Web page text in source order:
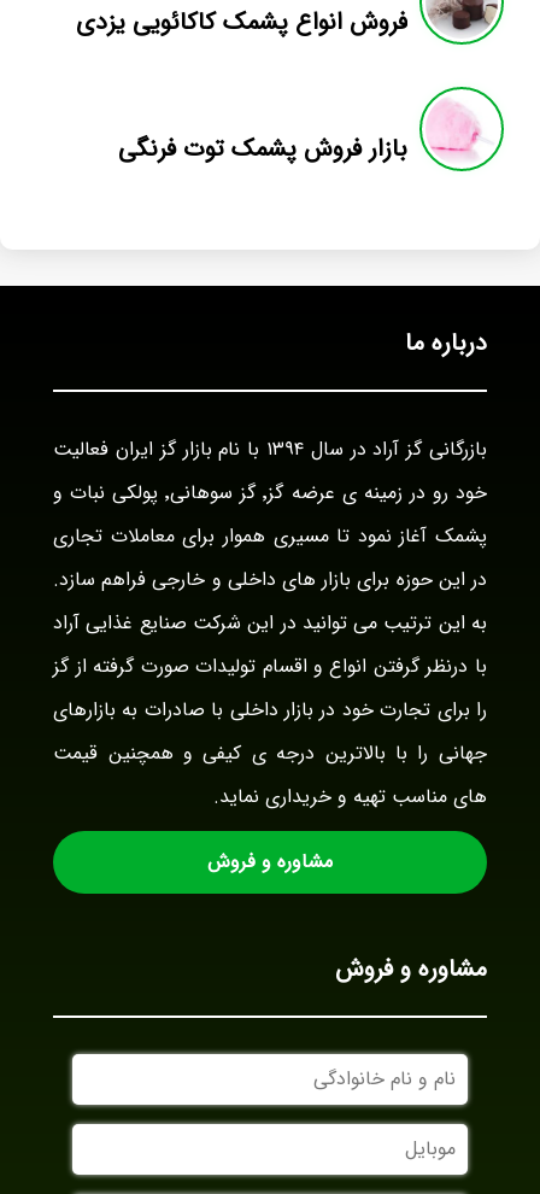
فروش انواع پشمک کاکائویی یزدی
بازار فروش پشمک توت فرنگی
درباره ما
بازرگانی گز آراد در سال ۱۳۹۴ با نام بازار گز ایران فعالیت
خود رو در زمینه ی عرضه گز٬ گز سوهانی٬ پولکی نبات و
پشمک آغاز نمود تا مسیری هموار برای معاملات تجاری
در این حوزه برای بازار های داخلی و خارجی فراهم سازد.
به این ترتیب می توانید در این شرکت صنایع غذایی آراد
با درنظر گرفتن انواع و اقسام تولیدات صورت گرفته از گز
را برای تجارت خود در بازار داخلی با صادرات به بازارهای
جهانی را با بالاترین درجه ی کیفی و همچنین قیمت
های مناسب تهیه و خریداری نماید.
مشاوره و فروش
مشاوره و فروش
نام
و
نام
خانوادگی
موبایل